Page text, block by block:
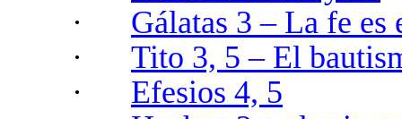
·
Gálatas 3 – La fe es
·
Tito 3, 5 – El
·
Efesios 4, 5